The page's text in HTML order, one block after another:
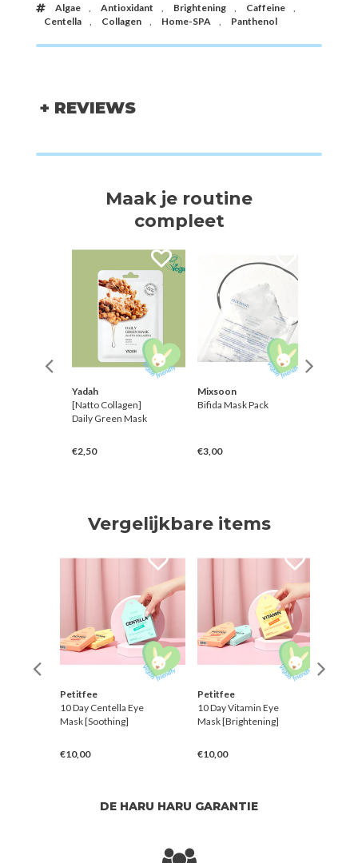
Algae Antioxidant Brightening Caffeine
Centella
Collagen Home-SPA Panthenol
+ REVIEWS
Maak je routine
compleet
Yadah
[Natto Collagen]
Daily Green Mask
€2,50
Mixsoon
Bifida Mask Pack
€3,00
Vergelijkbare items
Petitfee
10 Day Centella Eye
Mask [Soothing]
€10,00
Petitfee
10 Day Vitamin Eye
Mask [Brightening]
€10,00
DE HARU HARU GARANTIE